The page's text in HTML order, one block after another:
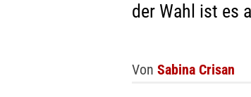
der Wahl ist es
Von Sabina Crisan